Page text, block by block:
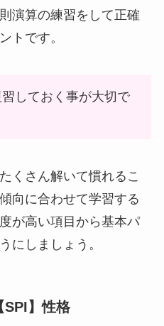
演算の練習をして正確
トです。
しておく事が大切で
くさん解いて慣れるこ
向に合わせて学習する
が高い項目から基本パ
にしましょう。
SPI】性格